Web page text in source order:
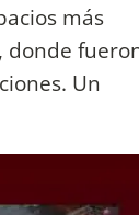
más
donde
Un